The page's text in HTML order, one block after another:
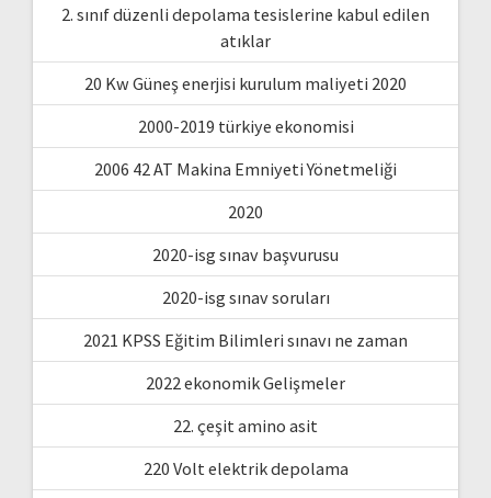
2. sınıf düzenli depolama tesislerine kabul edilen
atıklar
20 Kw Güneş enerjisi kurulum maliyeti 2020
2000-2019 türkiye ekonomisi
2006 42 AT Makina Emniyeti Yönetmeliği
2020
2020-isg sınav başvurusu
2020-isg sınav soruları
2021 KPSS Eğitim Bilimleri sınavı ne zaman
2022 ekonomik Gelişmeler
22. çeşit amino asit
220 Volt elektrik depolama